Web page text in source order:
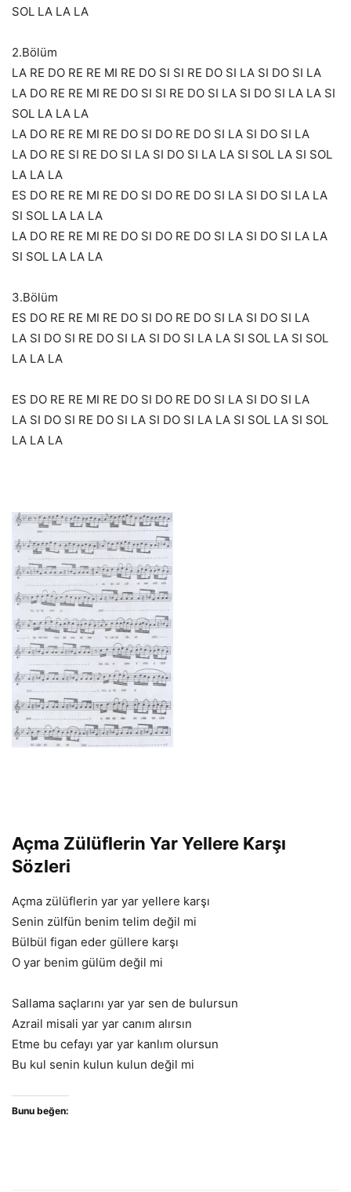
SOL LA LA LA
2.Bölüm
LA RE DO RE RE MI RE DO SI SI RE DO SI LA SI DO SI LA
LA DO RE RE MI RE DO SI SI RE DO SI LA SI DO SI LA LA SI
SOL LA LA LA
LA DO RE RE MI RE DO SI DO RE DO SI LA SI DO SI LA
LA DO RE SI RE DO SI LA SI DO SI LA LA SI SOL LA SI SOL
LA LA LA
ES DO RE RE MI RE DO SI DO RE DO SI LA SI DO SI LA LA
SI SOL LA LA LA
LA DO RE RE MI RE DO SI DO RE DO SI LA SI DO SI LA LA
SI SOL LA LA LA
3.Bölüm
ES DO RE RE MI RE DO SI DO RE DO SI LA SI DO SI LA
LA SI DO SI RE DO SI LA SI DO SI LA LA SI SOL LA SI SOL
LA LA LA
ES DO RE RE MI RE DO SI DO RE DO SI LA SI DO SI LA
LA SI DO SI RE DO SI LA SI DO SI LA LA SI SOL LA SI SOL
LA LA LA
Açma Zülüflerin Yar Yellere Karşı
Sözleri
Açma zülüflerin yar yar yellere karşı
Senin zülfün benim telim değil mi
Bülbül figan eder güllere karşı
O yar benim gülüm değil mi
Sallama saçlarını yar yar sen de bulursun
Azrail misali yar yar canım alırsın
Etme bu cefayı yar yar kanlım olursun
Bu kul senin kulun kulun değil mi
Bunu beğen: